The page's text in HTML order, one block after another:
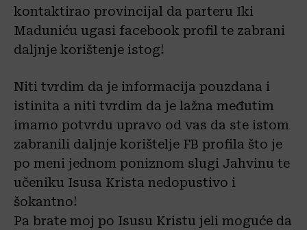
kontaktirao provincijal da parteru Iki
Maduniću ugasi facebook profil te zabrani
daljnje korištenje istog!
Niti tvrdim da je informacija pouzdana i
istinita a niti tvrdim da je lažna međutim
imamo potvrdu upravo od vas da ste istom
zabranili daljnje korištelje FB profila što je
po meni jednom poniznom slugi Jahvinu te
učeniku Isusa Krista nedopustivo i
šokantno!
Pa brate moj po Isusu Kristu jeli moguće da